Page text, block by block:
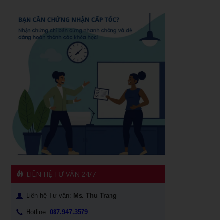
Khóa học phong thủy ứng dụng dành cho doanh nhân
khóa học Livestream bán hàng đỉnh cao
Chiến lược dẫn đầu và hệ vận hành 7S
Khóa học Quản Đốc Sản Xuất
Khóa học đào tạo giảng viên nội bộ
Khóa học Trưởng Phòng Kinh Doanh Chuyên Nghiệp
Khóa học nâng cao năng lực Quản Trị cho Quản Lý Cấp
Phân tích hiệu quả đầu tư vốn cho doanh nghiệp
Khóa học kỹ năng giao tiếp hiệu quả
Cách đăng bán hàng trên Facebook hiệu quả
Khóa học livestream bán hàng chuyên nghiệp
Khóa học giám đốc kênh phân phối tại TPHCM
Khóa học giám đốc chuỗi bán Lẻ tại TPHCM
Khóa Học Marketing Digital Tại HCM
Khóa Học Đào tạo Marketing Online Cấp Tốc tại HCM
CEO & chiến lược tái cơ cấu doanh nghiệp sau khủng
Xây dựng quản lý và phát triển cửa hàng doanh nghiệp!
LIÊN HỆ TƯ VẤN 24/7
Liên hệ Tư vấn: Ms. Thu Trang
Hotline: 087.947.3579